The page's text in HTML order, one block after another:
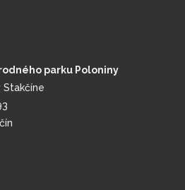
parku Poloniny
Stakčíne